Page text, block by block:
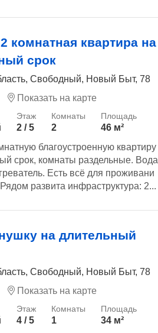
комнатная квартира на
срок
Свободный, Новый Быт, 78
Показать на карте
2 / 5 2
46 м²
благоустроенную квартиру
срок, комнаты раздельные. Вода
Есть всё для проживани
развита инфраструктура: 2...
на длительный
Свободный, Новый Быт, 78
Показать на карте
4 / 5 1
34 м²